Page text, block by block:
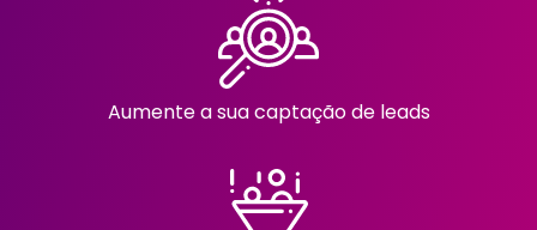
Aumente a sua captação de leads